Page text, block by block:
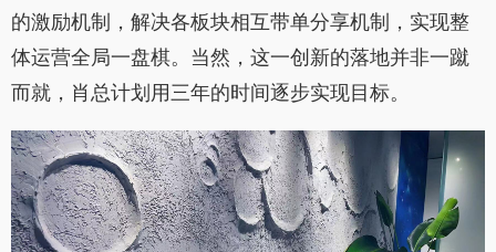
的激励机制，解决各板块相互带单分享机制，实现整
体运营全局一盘棋。当然，这一创新的落地并非一蹴
而就，肖总计划用三年的时间逐步实现目标。